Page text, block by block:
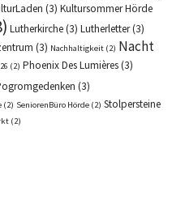
(3) Kultursommer Hörde
Lutherkirche(3) Lutherletter(3)
(3) Nachhaltigkeit (2) Nacht
(2) Phoenix Des Lumières(3)
(3)
(2) SeniorenBüro Hörde (2) Stolpersteine
(2)